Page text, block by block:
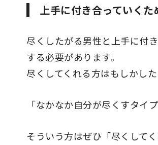
上手に付き合っていくた
尽くしたがる男性と上手に付
する必要があります。
尽くしてくれる方はもしかし
「なかなか自分が尽くすタイ
そういう方はぜひ「尽くして